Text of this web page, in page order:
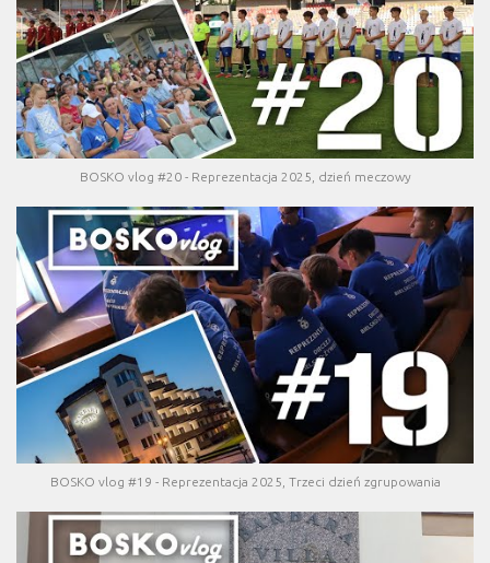
BOSKO vlog #20 - Reprezentacja 2025, dzień meczowy
BOSKO vlog #19 - Reprezentacja 2025, Trzeci dzień zgrupowania